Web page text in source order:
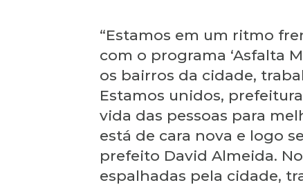
“Estamos em um ritmo
com o programa ‘Asfalta
os bairros da cidade,
Estamos unidos,
vida das pessoas para
está de cara nova e logo
prefeito David Almeida.
espalhadas pela cidade,